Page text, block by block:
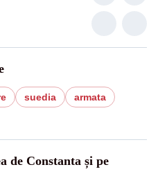
suedia
armata
de Constanta și pe